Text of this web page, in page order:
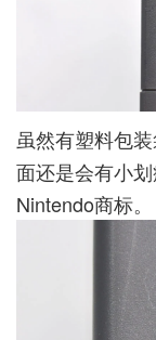
虽然有塑料包
面还是会有小
Nintendo商标。